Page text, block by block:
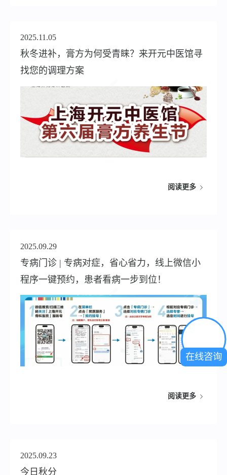
2025.11.05
秋冬进补，膏方为何受青睐？来开元中医馆寻
找您的调理方案
阅读更多
2025.09.29
专病门诊 | 专病对症，省心省力，线上微信小
程序一键预约，患者看病一步到位！
阅读更多
2025.09.23
今日秋分
在线咨询